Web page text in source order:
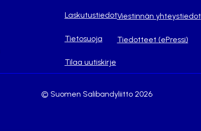
Laskutustiedot
Tietosuoja
Tilaa uutiskirje
Viestinnän yhteystiedot
Tiedotteet (ePressi)
© Suomen Salibandyliitto 2026